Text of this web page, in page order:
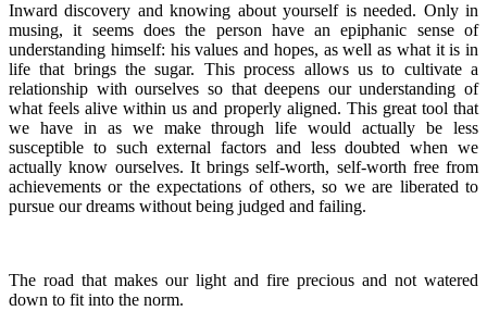
Inward discovery and knowing about yourself is needed. Only in
musing, it seems does the person have an epiphanic sense of
understanding himself: his values and hopes, as well as what it is in
life that brings the sugar. This process allows us to cultivate a
relationship with ourselves so that deepens our understanding of
what feels alive within us and properly aligned. This great tool that
we have in as we make through life would actually be less
susceptible to such external factors and less doubted when we
actually know ourselves. It brings self-worth, self-worth free from
achievements or the expectations of others, so we are liberated to
pursue our dreams without being judged and failing.
The road that makes our light and fire precious and not watered
down to fit into the norm.